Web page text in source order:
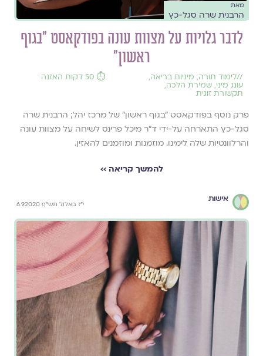
מאת
הרבנית שרה סגל-כץ
לדבר גלויות על מצוות עונה בפודקאסט ״בגוף
ראשון״
//לימוד תורה, מיניות בריאה,
עונג מיני, שמירת הלכה,
תקשורת זוגית
⏱️ 50 דקות האזנה
פרק נוסף בפודקאסט ״בגוף ראשון״ של מרכז יהל; הרבנית שרה
סגל-כץ התארחה על-ידי ד״ר מיכל פרינס לשיחה על מצוות עונה
והרלוונטיות שלה לימינו. מוזמנות ומוזמנים להאזין.
להמשך קריאה ››
אישות
י"ז באלול תש"ף 6.9.2020